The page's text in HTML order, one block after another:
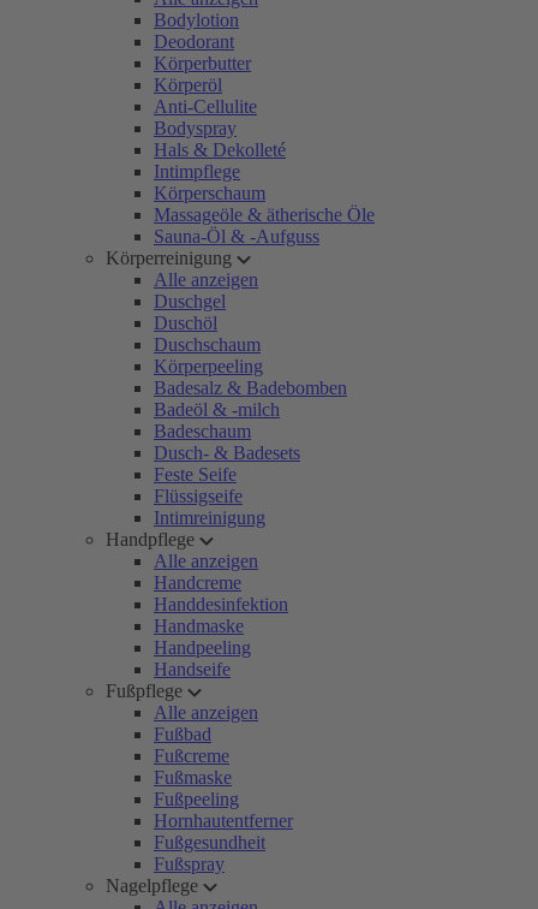
Bodylotion
Deodorant
Körperbutter
Körperöl
Anti-Cellulite
Bodyspray
Hals & Dekolleté
Intimpflege
Körperschaum
Massageöle & ätherische Öle
Sauna-Öl & -Aufguss
Körperreinigung
Alle anzeigen
Duschgel
Duschöl
Duschschaum
Körperpeeling
Badesalz & Badebomben
Badeöl & -milch
Badeschaum
Dusch- & Badesets
Feste Seife
Flüssigseife
Intimreinigung
Handpflege
Alle anzeigen
Handcreme
Handdesinfektion
Handmaske
Handpeeling
Handseife
Fußpflege
Alle anzeigen
Fußbad
Fußcreme
Fußmaske
Fußpeeling
Hornhautentferner
Fußgesundheit
Fußspray
Nagelpflege